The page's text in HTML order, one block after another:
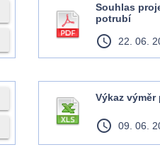
Souhlas
potrubí
access_time 22. 06.
Výkaz výměr
access_time 09. 06.